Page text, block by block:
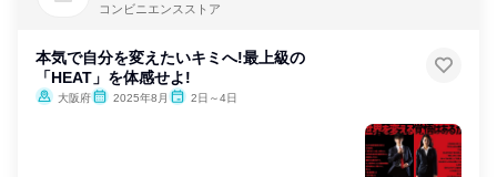
コンビニエンスストア
本気で自分を変えたいキミへ!最上級の
「HEAT」を体感せよ!
大阪府 2025年8月 2日～4日